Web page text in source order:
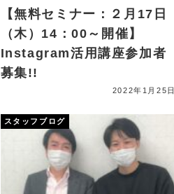
【無料セミナー：２月17日
（木）14：00～開催】
Instagram活用講座参加者
募集!!
2022年1月25日
スタッフブログ